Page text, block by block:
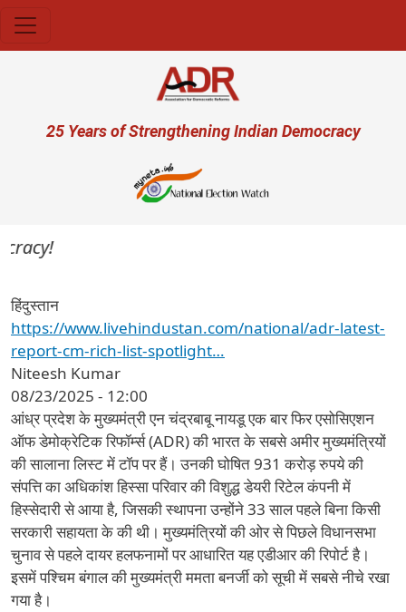
User account menu
25 Years of Strengthening Indian Democracy
हिंदुस्तान
https://www.livehindustan.com/national/adr-latest-
report-cm-rich-list-spotlight…
Niteesh Kumar
08/23/2025 - 12:00
आंध्र प्रदेश के मुख्यमंत्री एन चंद्रबाबू नायडू एक बार फिर एसोसिएशन
ऑफ डेमोक्रेटिक रिफॉर्म्स (ADR) की भारत के सबसे अमीर मुख्यमंत्रियों
की सालाना लिस्ट में टॉप पर हैं। उनकी घोषित 931 करोड़ रुपये की
संपत्ति का अधिकांश हिस्सा परिवार की विशुद्ध डेयरी रिटेल कंपनी में
हिस्सेदारी से आया है, जिसकी स्थापना उन्होंने 33 साल पहले बिना किसी
सरकारी सहायता के की थी। मुख्यमंत्रियों की ओर से पिछले विधानसभा
चुनाव से पहले दायर हलफनामों पर आधारित यह एडीआर की रिपोर्ट है।
इसमें पश्चिम बंगाल की मुख्यमंत्री ममता बनर्जी को सूची में सबसे नीचे रखा
गया है।